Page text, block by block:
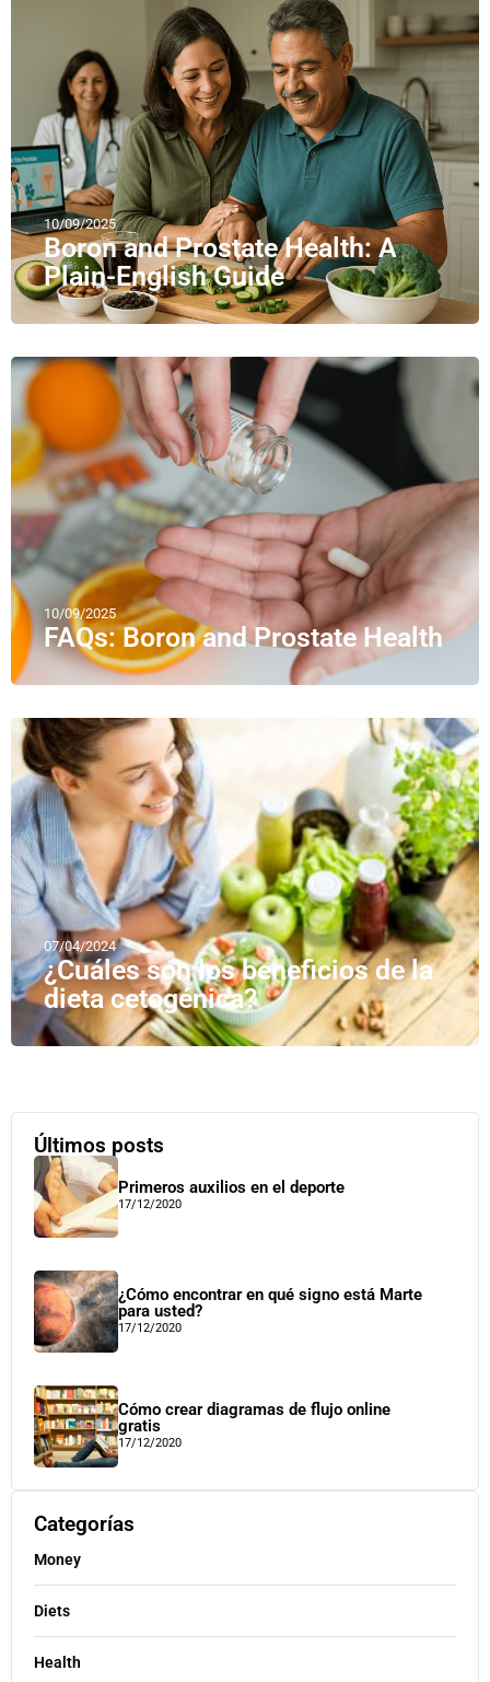
10/09/2025
Boron and Prostate Health: A
Plain-English Guide
10/09/2025
FAQs: Boron and Prostate Health
07/04/2024
¿Cuáles son los beneficios de la
dieta cetogénica?
Últimos posts
Primeros auxilios en el deporte
17/12/2020
¿Cómo encontrar en qué signo está Marte
para usted?
17/12/2020
Cómo crear diagramas de flujo online
gratis
17/12/2020
Categorías
Money
Diets
Health